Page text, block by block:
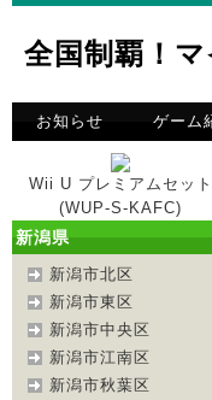
全国制覇！マ
お知らせ ゲーム
Wii U プレミアムセット
(WUP-S-KAFC)
新潟県
新潟市北区
新潟市東区
新潟市中央区
新潟市江南区
新潟市秋葉区